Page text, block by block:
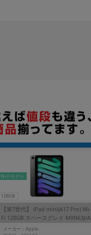
128GB
Wi-Fiモデル
【第7世代】 iPad mini(A17 Pro) Wi-
Fi 128GB スペースグレイ MXN63J/A
A2993
メーカー：Apple